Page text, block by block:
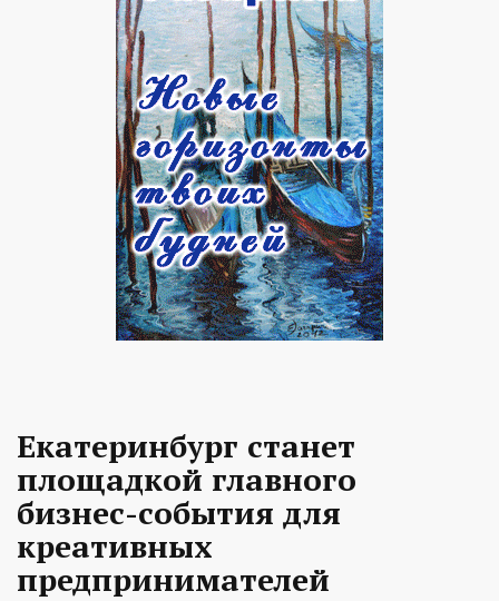
Екатеринбург станет
площадкой главного
бизнес-события для
креативных
предпринимателей